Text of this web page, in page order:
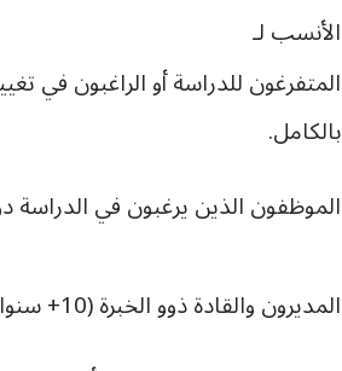
الأنسب لـ
المتفرغون للدراسة أو الراغبون في
بالكامل.
الموظفون الذين يرغبون في الدراسة
المديرون والقادة ذوو الخبرة (10+ سنوات).